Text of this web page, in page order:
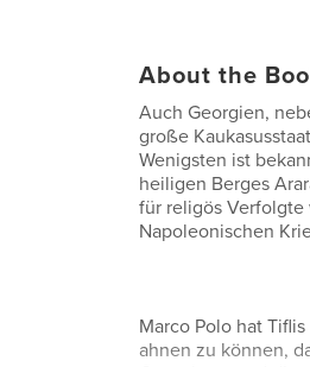
About the
Auch Georgien,
große
Wenigsten ist
heiligen Berges
für religös Verfolgte
Napoleonischen
Marco Polo hat
ahnen zu können,